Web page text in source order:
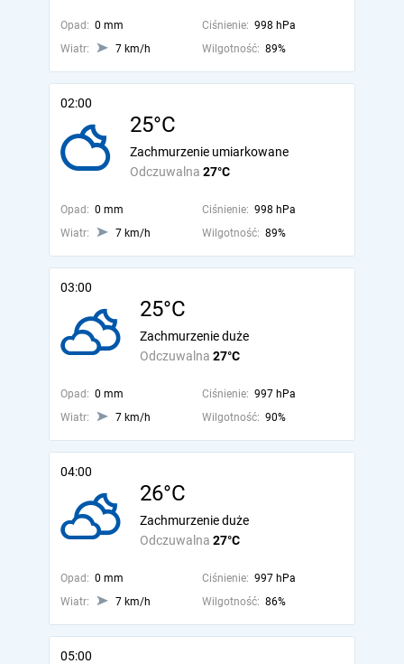
Opad: 0 mm Ciśnienie: 998 hPa
Wiatr:
7 km/h Wilgotność: 89%
02:00
25°C
Odczuwalna 27°C
Zachmurzenie umiarkowane
Opad: 0 mm Ciśnienie: 998 hPa
Wiatr:
7 km/h Wilgotność: 89%
03:00
25°C
Odczuwalna 27°C
Zachmurzenie duże
Opad: 0 mm Ciśnienie: 997 hPa
Wiatr:
7 km/h Wilgotność: 90%
04:00
26°C
Odczuwalna 27°C
Zachmurzenie duże
Opad: 0 mm Ciśnienie: 997 hPa
Wiatr:
7 km/h Wilgotność: 86%
05:00